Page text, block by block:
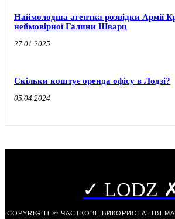
Наймолодша агентка розвідки Армії
неймовірної Галини Шварц
27.01.2025
Скільки коштує оренда офісу в Лодзі?
05.04.2024
✓ LODZ
COPYRIGHT © ЧАСТКОВЕ ВИКОРИСТАННЯ